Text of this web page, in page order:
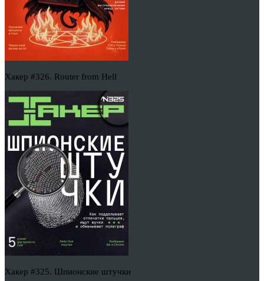
Хакер #326. Router from Hell
Хакер #325. Шпионские штучки